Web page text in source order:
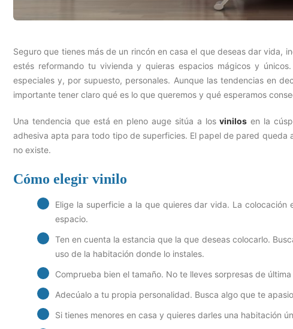
Seguro que tienes más de un rincón en casa el que deseas dar vida,
estés reformando tu vivienda y quieras espacios mágicos y
especiales y, por supuesto, personales. Aunque las tendencias en
importante tener claro qué es lo que queremos y qué esperamos
Una tendencia que está en pleno auge sitúa a losvinilos en la
adhesiva apta para todo tipo de superficies. El papel de pared
no existe.
Cómo elegir vinilo
Elige la superficie a la que quieres dar vida. La
espacio.
Ten en cuenta la estancia que la que deseas colocarlo.
uso de la habitación donde lo instales.
Comprueba bien el tamaño. No te lleves sorpresas de última
Adecúalo a tu propia personalidad. Busca algo que te
Si tienes menores en casa y quieres darles una habitación